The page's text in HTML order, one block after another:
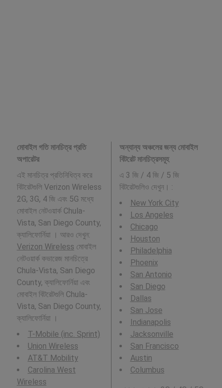
মোবাইল গতি মানচিত্র প্রতি
অপারেটর
এই মানচিত্র প্রতিনিধিত্ব করে
বিটরেটগুলি Verizon Wireless
2G, 3G, 4 জি এবং 5G মধ্যে
মোবাইল নেটওয়ার্ক Chula-
Vista, San Diego County,
ক্যালিফোর্নিয়া । আরও দেখুন:
Verizon Wireless মোবাইল
নেটওয়ার্ক কভারেজ মানচিত্রে
Chula-Vista, San Diego
County, ক্যালিফোর্নিয়া এবং
মোবাইল বিটরেটগুলি Chula-
Vista, San Diego County,
ক্যালিফোর্নিয়া ।
T-Mobile (inc. Sprint)
Union Wireless
AT&T Mobility
Carolina West
Wireless
অন্যান্য অঞ্চলের জন্য মোবাইল
বিটরেট মানচিত্রসমূহ
এ 3 জি / 4 জি / 5 জি
বিটরেটগুলিও দেখুন। :
New York City
Los Angeles
Chicago
Houston
Philadelphia
Phoenix
San Antonio
San Diego
Dallas
San Jose
Indianapolis
Jacksonville
San Francisco
Austin
Columbus